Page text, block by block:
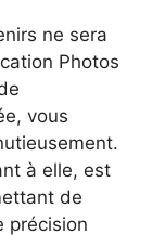
ne sera
Photos
vous
à elle, est
de
précision